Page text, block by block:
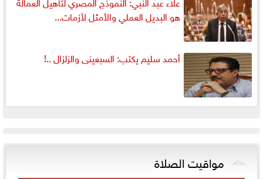
هو البديل العملي والأمثل لأزمات...
أحمد سليم يكتب: السبعينى والزلزال ..!
مواقيت الصلاة